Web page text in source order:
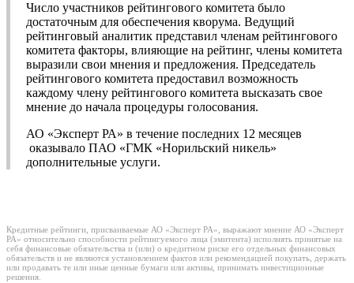
Число участников рейтингового комитета было
достаточным для обеспечения кворума. Ведущий
рейтинговый аналитик представил членам рейтингового
комитета факторы, влияющие на рейтинг, члены комитета
выразили свои мнения и предложения. Председатель
рейтингового комитета предоставил возможность
каждому члену рейтингового комитета высказать свое
мнение до начала процедуры голосования.
АО «Эксперт РА» в течение последних 12 месяцев
оказывало ПАО «ГМК «Норильский никель»
дополнительные услуги.
Кредитные рейтинги, присваиваемые АО «Эксперт РА», выражают мнение АО «Эксперт
РА» относительно способности рейтингуемого лица (эмитента) исполнять принятые на
себя финансовые обязательства и (или) о кредитном риске его отдельных финансовых
обязательств и не являются установлением фактов или рекомендацией покупать, держать
или продавать те или иные ценные бумаги или активы, принимать инвестиционные
решения.